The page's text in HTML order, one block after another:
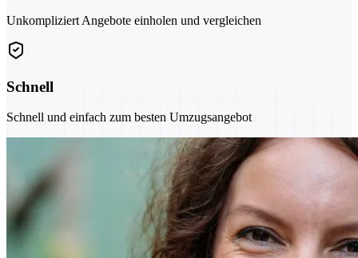
Unkompliziert Angebote einholen und vergleichen
Schnell
Schnell und einfach zum besten Umzugsangebot